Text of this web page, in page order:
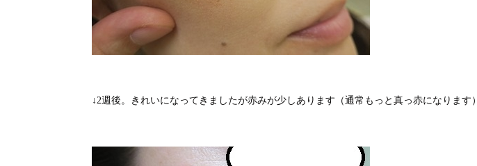
↓2週後。きれいになってきましたが赤みが少しあります（通常もっと真っ赤になります）